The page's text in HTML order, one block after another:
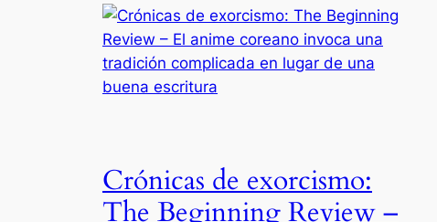
Crónicas de exorcismo:
The Beginning Review –